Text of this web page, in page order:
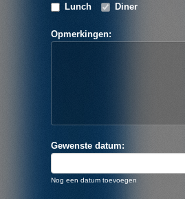
Lunch
Diner
Opmerkingen:
Gewenste datum:
Nog een datum toevoegen